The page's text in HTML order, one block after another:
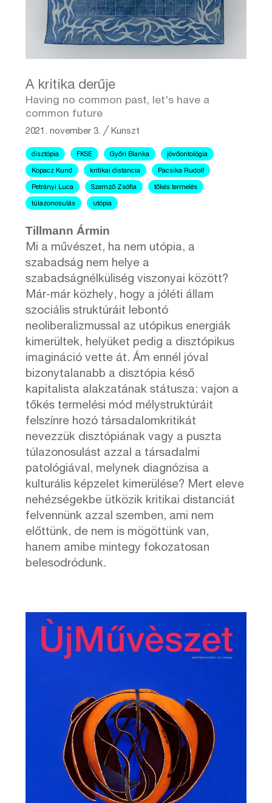
A kritika derűje
Having no common past, let's have a
common future
2021. november 3. ╱Kunszt
disztópia FKSE Győri Blanka jövőontológia
Kopacz Kund kritikai distancia Pacsika Rudolf
Petrányi Luca Szemző Zsófia tőkés termelés
túlazonosulás utópia
Tillmann Ármin
Mi a művészet, ha nem utópia, a
szabadság nem helye a
szabadságnélküliség viszonyai között?
Már-már közhely, hogy a jóléti állam
szociális struktúráit lebontó
neoliberalizmussal az utópikus energiák
kimerültek, helyüket pedig a disztópikus
imagináció vette át. Ám ennél jóval
bizonytalanabb a disztópia késő
kapitalista alakzatának státusza: vajon a
tőkés termelési mód mélystruktúráit
felszínre hozó társadalomkritikát
nevezzük disztópiának vagy a puszta
túlazonosulást azzal a társadalmi
patológiával, melynek diagnózisa a
kulturális képzelet kimerülése? Mert eleve
nehézségekbe ütközik kritikai distanciát
felvennünk azzal szemben, ami nem
előttünk, de nem is mögöttünk van,
hanem amibe mintegy fokozatosan
belesodródunk.